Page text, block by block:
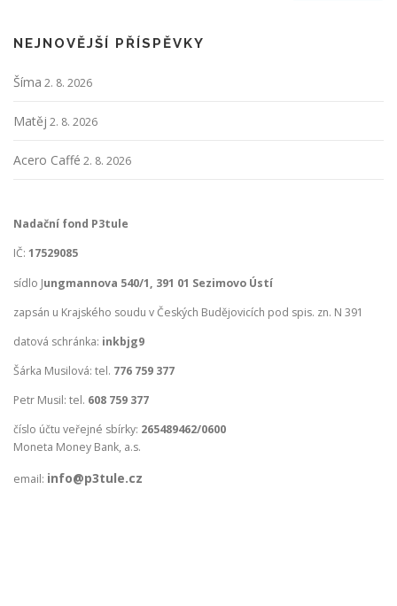
NEJNOVĚJŠÍ PŘÍSPĚVKY
Šíma 2. 8. 2026
Matěj 2. 8. 2026
Acero Caffé 2. 8. 2026
Nadační fond P3tule
IČ: 17529085
sídlo Jungmannova 540/1, 391 01 Sezimovo Ústí
zapsán u Krajského soudu v Českých Budějovicích pod spis. zn. N 391
datová schránka: inkbjg9
Šárka Musilová: tel. 776 759 377
Petr Musil: tel. 608 759 377
číslo účtu veřejné sbírky: 265489462/0600
Moneta Money Bank, a.s.
email: info@p3tule.cz